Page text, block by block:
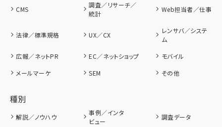
CMS
調査／リサーチ／
統計
Web担当者／仕事
法律／標準規格 UX／CX
レンサバ／システ
ム
広報／ネットPR
EC／ネットショップ
モバイル
メールマーケ
SEM その他
種別
解説／ノウハウ
事例／インタ
ビュー
調査データ